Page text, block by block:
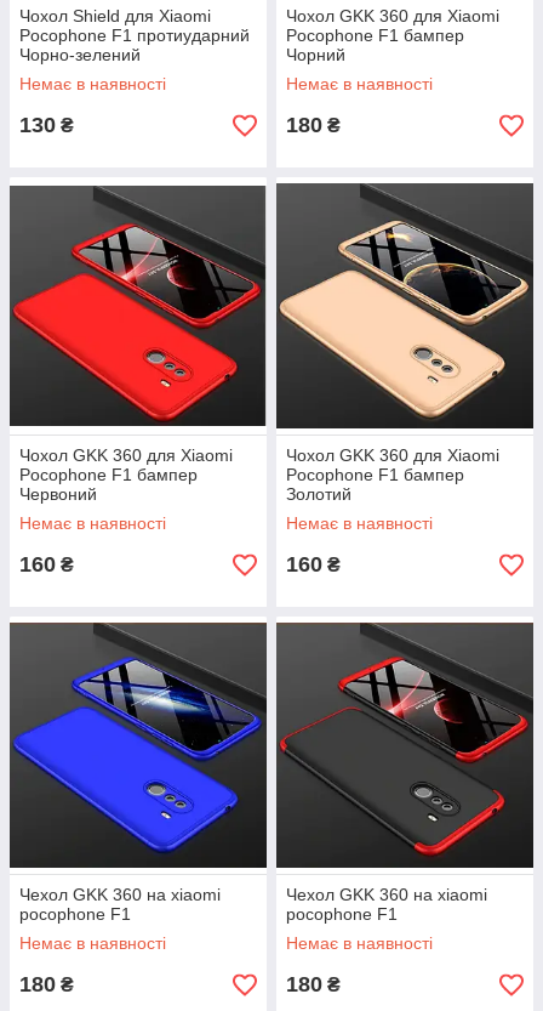
Чохол Shield для Xiaomi
Pocophone F1 протиударний
Чорно-зелений
Немає в наявності
130 ₴
Чохол GKK 360 для Xiaomi
Pocophone F1 бампер
Чорний
Немає в наявності
180 ₴
Чохол GKK 360 для Xiaomi
Pocophone F1 бампер
Червоний
Немає в наявності
160 ₴
Чохол GKK 360 для Xiaomi
Pocophone F1 бампер
Золотий
Немає в наявності
160 ₴
Чехол GKK 360 на xiaomi
pocophone F1
Немає в наявності
180 ₴
Чехол GKK 360 на xiaomi
pocophone F1
Немає в наявності
180 ₴